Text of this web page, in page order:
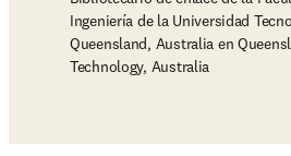
Ingeniería de la Universidad
Queensland, Australia en
Technology, Australia